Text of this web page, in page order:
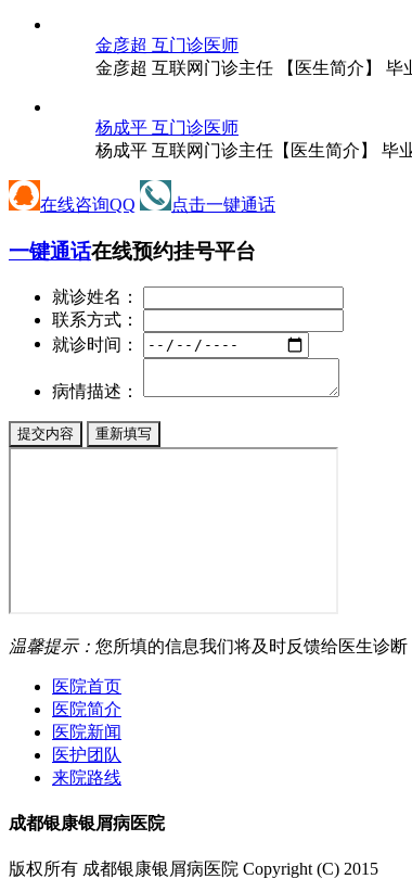
金彦超 互门诊医师
金彦超 互联网门诊主任 【医生简介】
杨成平 互门诊医师
杨成平 互联网门诊主任【医生简介】 毕
在线咨询QQ 点击一键通话
一键通话在线预约挂号平台
就诊姓名：
联系方式：
就诊时间：
病情描述：
温馨提示： 您所填的信息我们将及时反馈给医生诊
医院首页
医院简介
医院新闻
医护团队
来院路线
成都银康银屑病医院
版权所有 成都银康银屑病医院 Copyright (C) 2015